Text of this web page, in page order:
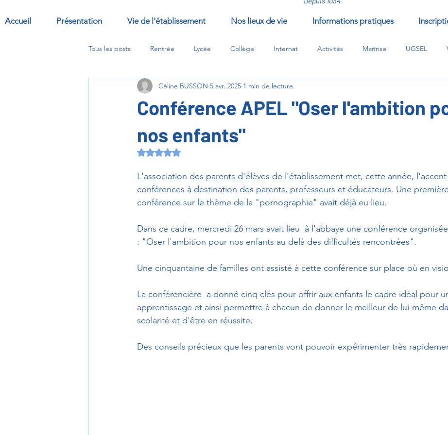
Accueil Présentation Vie de l'établissement Nos lieux de vie Informations pratiques
Tous les posts Rentrée Lycée Collège Internat Activités Maîtrise UGSEL
Abbaye options/compléments/EPI
Conférence APEL "Oser l'ambition
nos enfants"
Céline BUSSON 5 avr. 2025 1 min de lecture
Noté NaN étoiles sur 5.
L'association des parents d'élèves de l'établissement met, cette année, l'accent
conférences à destination des parents, professeurs et éducateurs. Une première
conférence sur le thème de la "pornographie" avait déjà eu lieu.
Dans ce cadre, mercredi 26 mars avait lieu  à l'abbaye une conférence
: "Oser l'ambition pour nos enfants au delà des difficultés rencontrées".
Une cinquantaine de familles ont assisté à cette conférence sur place où en
La conférencière  a donné cinq clés pour offrir aux enfants le cadre idéal pour
apprentissage et ainsi permettre à chacun de donner le meilleur de lui-même
scolarité et d'être en réussite.
Des conseils précieux que les parents vont pouvoir expérimenter très